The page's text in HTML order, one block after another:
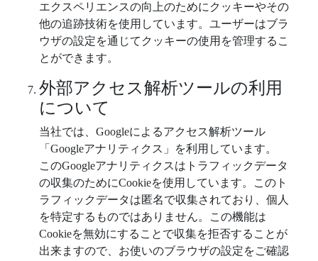
エクスペリエンスの向上のためにクッキーやその
他の追跡技術を使用しています。ユーザーはブラ
ウザの設定を通じてクッキーの使用を管理するこ
とができます。
外部アクセス解析ツールの利用
について
当社では、Googleによるアクセス解析ツール
「Googleアナリティクス」を利用しています。
このGoogleアナリティクスはトラフィックデータ
の収集のためにCookieを使用しています。このト
ラフィックデータは匿名で収集されており、個人
を特定するものではありません。この機能は
Cookieを無効にすることで収集を拒否することが
出来ますので、お使いのブラウザの設定をご確認